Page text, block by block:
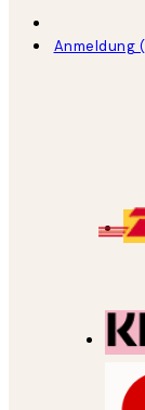
Anmeldung